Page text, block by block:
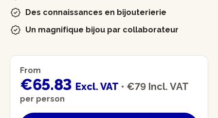
Des connaissances en bijouterierie
Un magnifique bijou par collaborateur
From
€65.83 Excl. VAT • €79 Incl. VAT
per person